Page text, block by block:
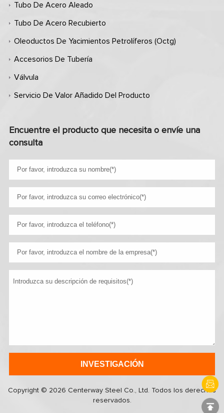
Tubo De Acero Aleado
Tubo De Acero Recubierto
Oleoductos De Yacimientos Petrolíferos (octg)
Accesorios De Tubería
Válvula
Servicio De Valor Añadido Del Producto
Encuentre el producto que necesita o envíe una
consulta
Copyright © 2026 Centerway Steel Co., Ltd. Todos los derechos
reservados.